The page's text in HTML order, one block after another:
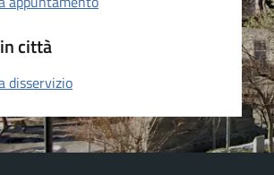
città
disservizio